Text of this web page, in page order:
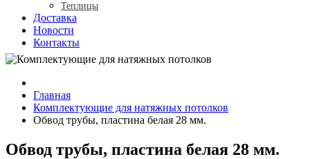
Теплицы
Доставка
Новости
Контакты
Главная
Комплектующие для натяжных потолков
Обвод трубы, пластина белая 28 мм.
Обвод трубы, пластина белая 28 мм.